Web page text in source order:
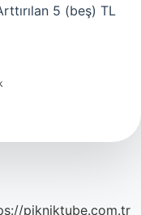
5 (beş) TL
pikniktube.com.tr